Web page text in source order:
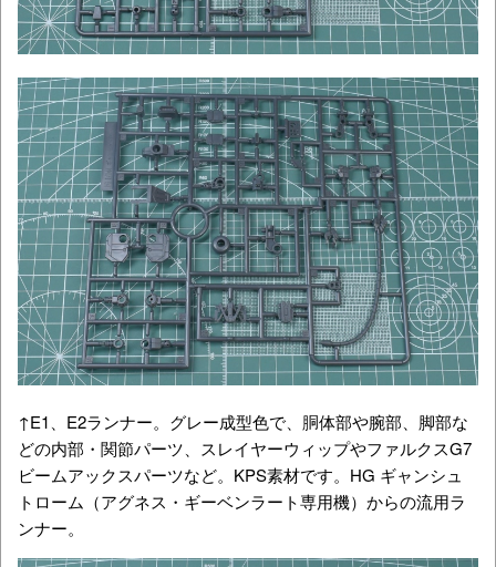
↑E1、E2ランナー。グレー成型色で、胴体部や腕部、脚部な
どの内部・関節パーツ、スレイヤーウィップやファルクスG7
ビームアックスパーツなど。KPS素材です。HG ギャンシュ
トローム（アグネス・ギーベンラート専用機）からの流用ラ
ンナー。